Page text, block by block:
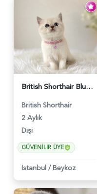
British Shorthair Blue Point Kızımız 2 Aylık - 5149
British Shorthair
2 Aylık
Dişi
GÜVENILIR ÜYE
İstanbul / Beykoz